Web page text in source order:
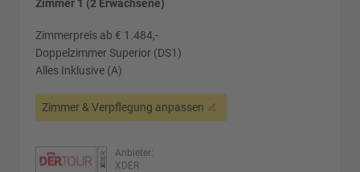
Zimmer 1 (2 Erwachsene)
Zimmerpreis ab € 1.484,-
Doppelzimmer Superior (DS1)
Alles Inklusive (A)
Zimmer & Verpflegung anpassen
Anbieter:
XDER